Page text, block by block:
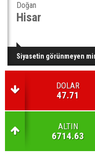
Doğan
Hisar
Siyasetin görünmeyen
DOLAR
47.71
ALTIN
6714.63